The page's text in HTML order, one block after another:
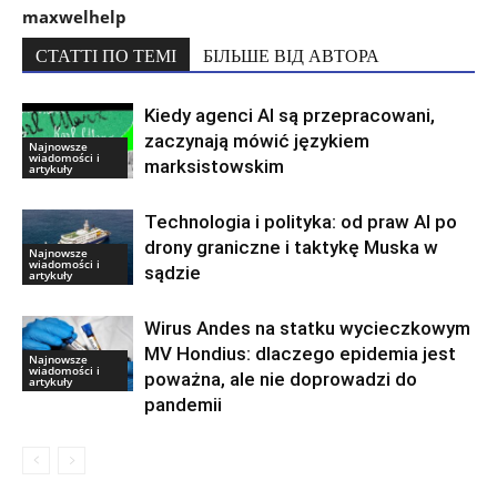
maxwelhelp
СТАТТІ ПО ТЕМІ БІЛЬШЕ ВІД АВТОРА
Najnowsze
wiadomości i
artykuły
Kiedy agenci AI są przepracowani,
zaczynają mówić językiem
marksistowskim
Najnowsze
wiadomości i
artykuły
Technologia i polityka: od praw AI po
drony graniczne i taktykę Muska w
sądzie
Najnowsze
wiadomości i
artykuły
Wirus Andes na statku wycieczkowym
MV Hondius: dlaczego epidemia jest
poważna, ale nie doprowadzi do
pandemii